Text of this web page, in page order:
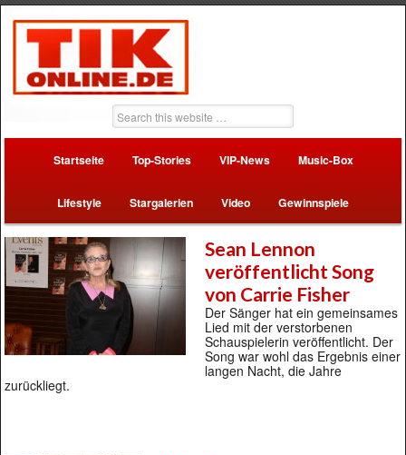
Startseite Top-Stories VIP-News Music-Box
Lifestyle Stargalerien Video Gewinnspiele
Sean Lennon
veröffentlicht Song
von Carrie Fisher
Der Sänger hat ein gemeinsames
Lied mit der verstorbenen
Schauspielerin veröffentlicht. Der
Song war wohl das Ergebnis einer
langen Nacht, die Jahre
zurückliegt.